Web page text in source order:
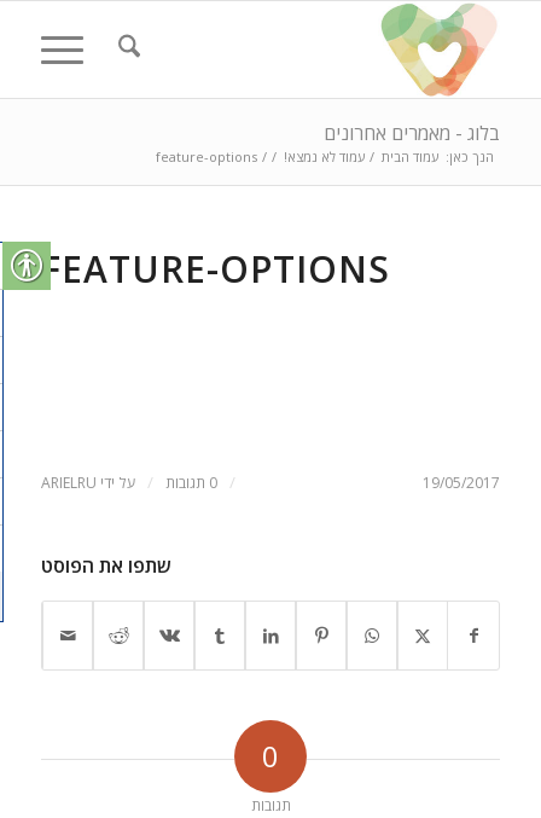
בלוג - מאמרים אחרונים
הנך כאן: עמוד הבית / עמוד לא נמצא! /
/
feature-options
FEATURE-OPTIONS
19/05/2017
/ 0 תגובות / על ידי ARIELRU
שתפו את הפוסט
0
תגובות